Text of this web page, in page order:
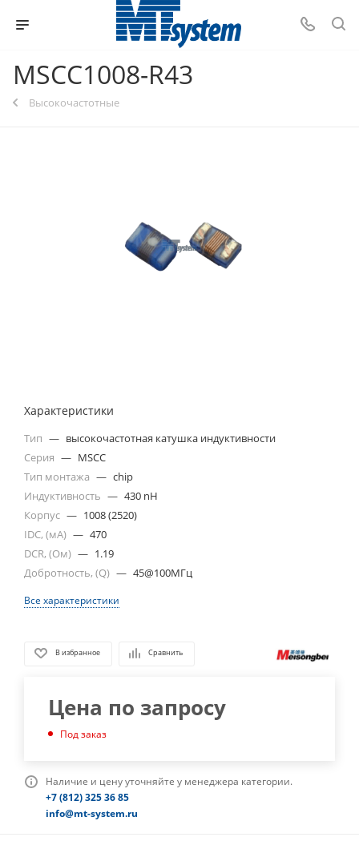
MSCC1008-R43
Высокочастотные
Характеристики
Тип — высокочастотная катушка индуктивности
Серия — MSCC
Тип монтажа — chip
Индуктивность — 430 nH
Корпус — 1008 (2520)
IDC, (мА) — 470
DCR, (Ом) — 1.19
Добротность, (Q) — 45@100МГц
Все характеристики
В избранное Сравнить
Цена по запросу
Под заказ
Наличие и цену уточняйте у менеджера категории.
+7 (812) 325 36 85
info@mt-system.ru